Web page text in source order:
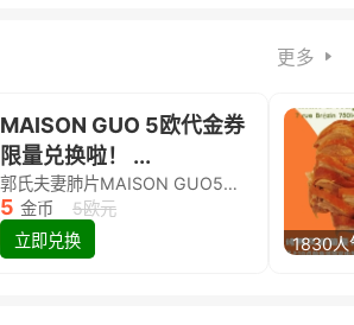
更多
MAISON GUO 5欧代金券
限量兑换啦！ ...
郭氏夫妻肺片MAISON GUO5欧代金券限量兑换啦！
5 金币
5欧元
立即兑换
1830人